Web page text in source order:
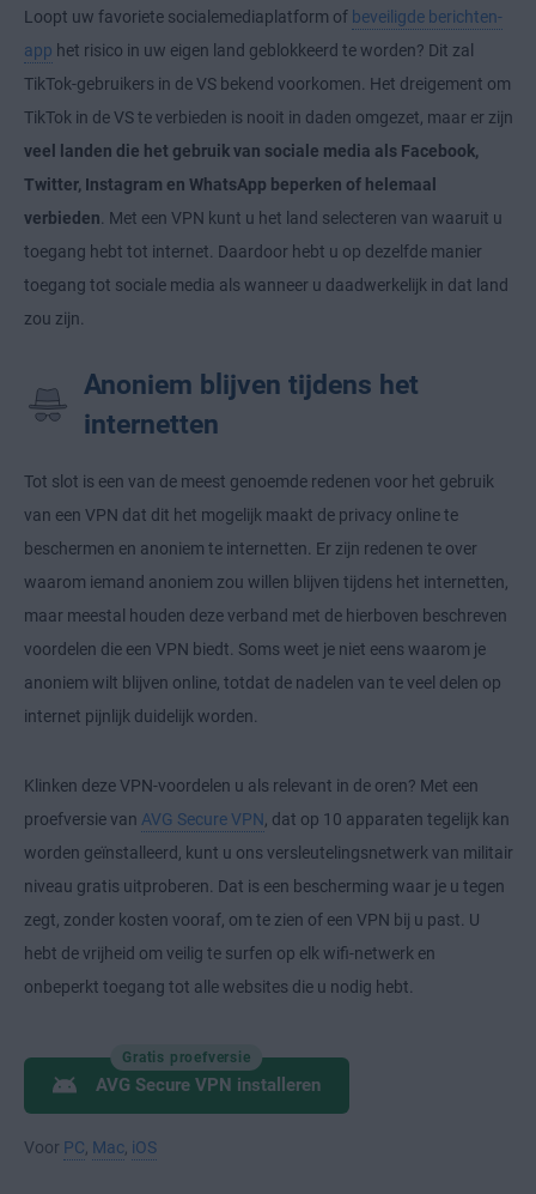
Loopt uw favoriete socialemediaplatform of beveiligde berichten-
app het risico in uw eigen land geblokkeerd te worden? Dit zal
TikTok-gebruikers in de VS bekend voorkomen. Het dreigement om
TikTok in de VS te verbieden is nooit in daden omgezet, maar er zijn
veel landen die het gebruik van sociale media als Facebook,
Twitter, Instagram en WhatsApp beperken of helemaal
verbieden. Met een VPN kunt u het land selecteren van waaruit u
toegang hebt tot internet. Daardoor hebt u op dezelfde manier
toegang tot sociale media als wanneer u daadwerkelijk in dat land
zou zijn.
Anoniem blijven tijdens het
internetten
Tot slot is een van de meest genoemde redenen voor het gebruik
van een VPN dat dit het mogelijk maakt de privacy online te
beschermen en anoniem te internetten. Er zijn redenen te over
waarom iemand anoniem zou willen blijven tijdens het internetten,
maar meestal houden deze verband met de hierboven beschreven
voordelen die een VPN biedt. Soms weet je niet eens waarom je
anoniem wilt blijven online, totdat de nadelen van te veel delen op
internet pijnlijk duidelijk worden.
Klinken deze VPN-voordelen u als relevant in de oren? Met een
proefversie van AVG Secure VPN, dat op 10 apparaten tegelijk kan
worden geïnstalleerd, kunt u ons versleutelingsnetwerk van militair
niveau gratis uitproberen. Dat is een bescherming waar je u tegen
zegt, zonder kosten vooraf, om te zien of een VPN bij u past. U
hebt de vrijheid om veilig te surfen op elk wifi-netwerk en
onbeperkt toegang tot alle websites die u nodig hebt.
Gratis proefversie
AVG Secure VPN installeren
Voor PC, Mac, iOS